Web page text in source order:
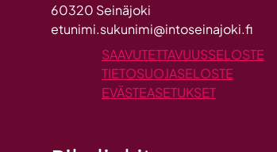
60320 Seinäjoki
etunimi.sukunimi@intoseinajoki.fi
SAAVUTETTAVUUSSELOSTE
TIETOSUOJASELOSTE
EVÄSTEASETUKSET